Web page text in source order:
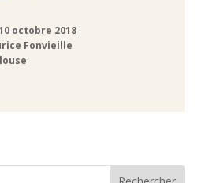
octobre 2018
Fonvieille